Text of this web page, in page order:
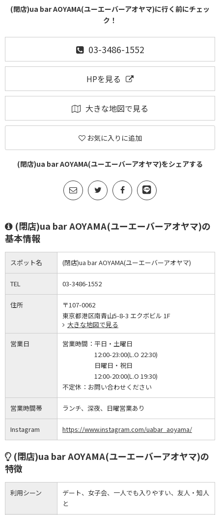
(閉店)ua bar AOYAMA(ユーエーバーアオヤマ)に行く前にチェッ
ク！
03-3486-1552
HPを見る
大きな地図で見る
お気に入りに追加
(閉店)ua bar AOYAMA(ユーエーバーアオヤマ)をシェアする
(閉店)ua bar AOYAMA(ユーエーバーアオヤマ)の
基本情報
スポット名 (閉店)ua bar AOYAMA(ユーエーバーアオヤマ)
TEL 03-3486-1552
住所
〒107-0062
東京都港区南青山5-8-3 エクボビル 1F
大きな地図で見る
営業日 営業時間： 平日・土曜日
12:00-23:00(L.O 22:30)
日曜日・祝日
12:00-20:00(L.O 19:30)
不定休： お問い合わせください
営業時間帯 ランチ、深夜、日曜営業あり
Instagram https://www.instagram.com/uabar_aoyama/
(閉店)ua bar AOYAMA(ユーエーバーアオヤマ)の
特徴
利用シーン
デート、女子会、一人でも入りやすい、友人・知人
と